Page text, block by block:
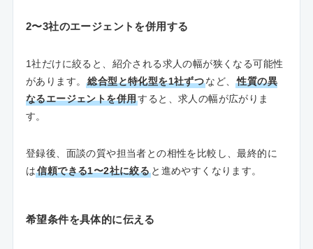
2〜3社のエージェントを併用する
1社だけに絞ると、紹介される求人の幅が狭くなる可能性
があります。総合型と特化型を1社ずつなど、性質の異
なるエージェントを併用すると、求人の幅が広がりま
す。
登録後、面談の質や担当者との相性を比較し、最終的に
は信頼できる1〜2社に絞る と進めやすくなります。
希望条件を具体的に伝える